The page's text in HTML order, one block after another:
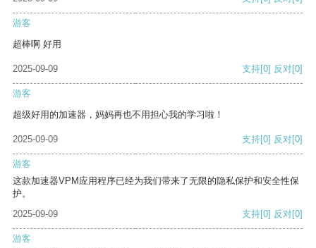
游客
超棒啊 好用
2025-09-09 支持[0] 反对[0]
游客
超级好用的加速器，妈妈再也不用担心我的学习啦！
2025-09-09 支持[0] 反对[0]
游客
这款加速器VPM应用程序已经为我们带来了无限的隐私保护和安全性保
护。
2025-09-09
支持[0] 反对[0]
游客